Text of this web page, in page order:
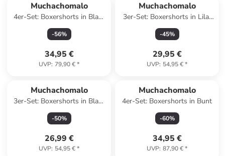
Muchachomalo
4er-Set: Boxershorts in Blau/
Türkis/ Grau
-56%
34,95 €
UVP: 79,90 €*
Muchachomalo
3er-Set: Boxershorts in Lila/
Blau/ Schwarz
-45%
29,95 €
UVP: 54,95 €*
Muchachomalo
3er-Set: Boxershorts in Blau/
Rot/ Rosa
-50%
26,99 €
UVP: 54,95 €*
Muchachomalo
4er-Set: Boxershorts in Bunt
-60%
34,95 €
UVP: 87,90 €*